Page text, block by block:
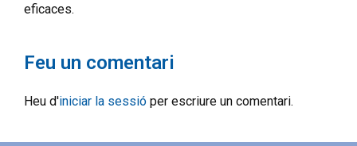
eficaces.
Feu un comentari
Heu d'iniciar la sessió per escriure un comentari.